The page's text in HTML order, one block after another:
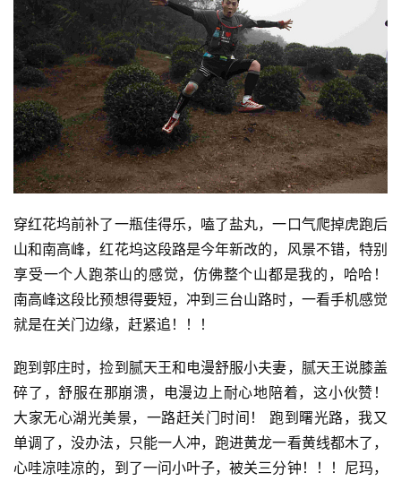
比
赛
观
察
装
备
训
练
视
频
用
户
穿红花坞前补了一瓶佳得乐，嗑了盐丸，一口气爬掉虎跑后
山和南高峰，红花坞这段路是今年新改的，风景不错，特别
享受一个人跑茶山的感觉，仿佛整个山都是我的，哈哈！
南高峰这段比预想得要短，冲到三台山路时，一看手机感觉
就是在关门边缘，赶紧追！！！
跑到郭庄时，捡到腻天王和电漫舒服小夫妻，腻天王说膝盖
碎了，舒服在那崩溃，电漫边上耐心地陪着，这小伙赞！
大家无心湖光美景，一路赶关门时间！ 跑到曙光路，我又
单调了，没办法，只能一人冲，跑进黄龙一看黄线都木了，
心哇凉哇凉的，到了一问小叶子，被关三分钟！！！尼玛，